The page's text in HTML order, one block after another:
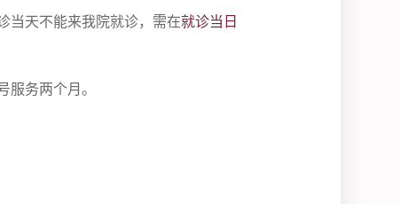
当天不能来我院就诊，需在就诊当日
务两个月。